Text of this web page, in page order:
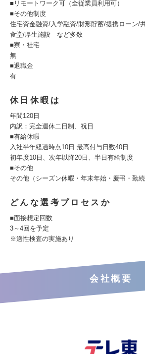
■リモートワーク可（全従業員利用可）
■その他制度
住宅資金融資/入学融資/財形貯蓄/提携ローン/
食堂/厚生施設 など多数
■寮・社宅
無
■退職金
有
休日休暇は
年間120日
内訳：完全週休二日制、祝日
■有給休暇
入社半年経過時点10日 最高付与日数40日
初年度10日、次年以降20日、半日有給制度
■その他
その他（シーズン休暇・年末年始・慶弔・勤続
どんな選考プロセスか
■面接想定回数
3～4回を予定
※適性検査の実施あり
会社概要